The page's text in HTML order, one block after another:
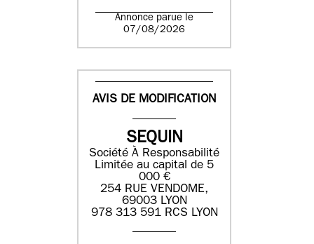
Annonce parue le
07/08/2026
AVIS DE MODIFICATION
SEQUIN
Société À Responsabilité
Limitée au capital de 5
000 €
254 RUE VENDOME,
69003 LYON
978 313 591 RCS LYON